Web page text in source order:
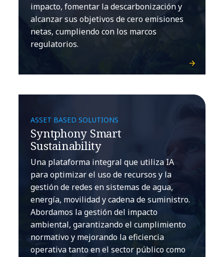
impacto, fomentar la descarbonización y
alcanzar sus objetivos de cero emisiones
netas, cumpliendo con los marcos
regulatorios.
ASSET BASED SOLUTIONS
Syntphony Smart
Sustainability
Una plataforma integral que utiliza IA
para optimizar el uso de recursos y la
gestión de redes en sistemas de agua,
energía, movilidad y cadena de suministro.
Abordamos la gestión del impacto
ambiental, garantizando el cumplimiento
normativo y mejorando la eficiencia
operativa tanto en el sector público como